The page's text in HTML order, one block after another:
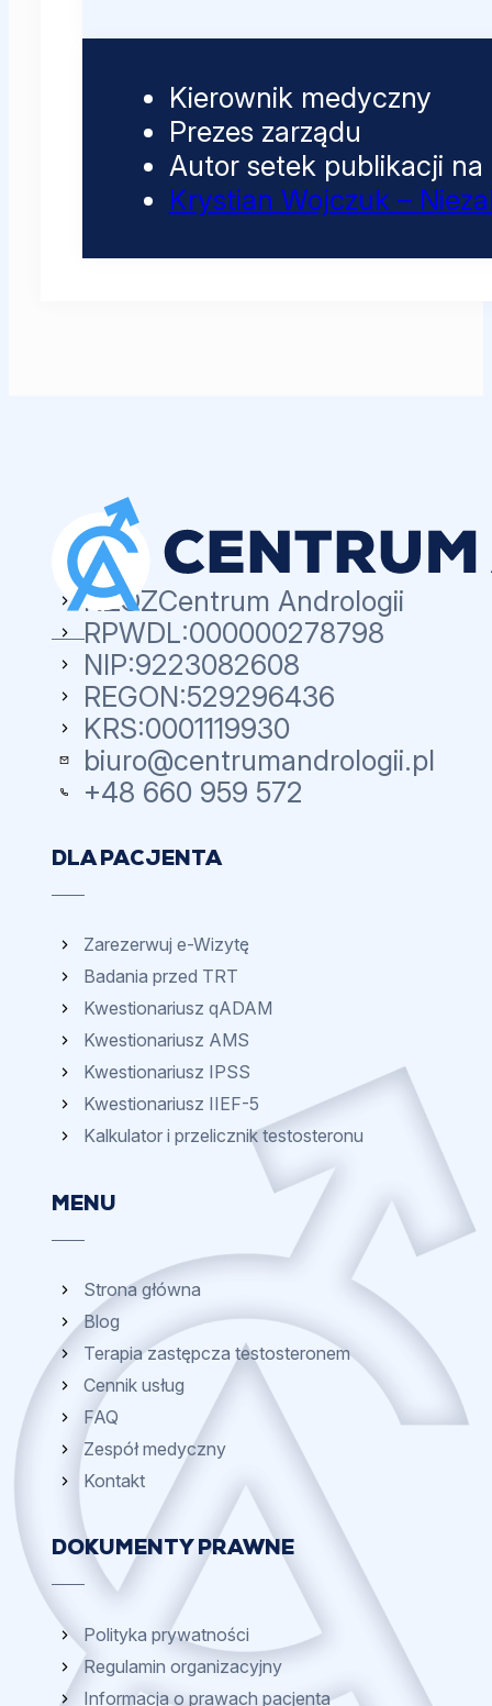
Kierownik medyczny
Prezes zarządu
Autor setek publikacji
Krystian Wojczuk –
NZOZCentrum Andrologii
RPWDL:000000278798
NIP:9223082608
REGON:529296436
KRS:0001119930
biuro@centrumandrologii.pl
+48 660 959 572
DLA PACJENTA
Zarezerwuj e-Wizytę
Badania przed TRT
Kwestionariusz qADAM
Kwestionariusz AMS
Kwestionariusz IPSS
Kwestionariusz IIEF-5
Kalkulator i przelicznik testosteronu
MENU
Strona główna
Blog
Terapia zastępcza testosteronem
Cennik usług
FAQ
Zespół medyczny
Kontakt
DOKUMENTY PRAWNE
Polityka prywatności
Regulamin organizacyjny
Informacja o prawach pacjenta